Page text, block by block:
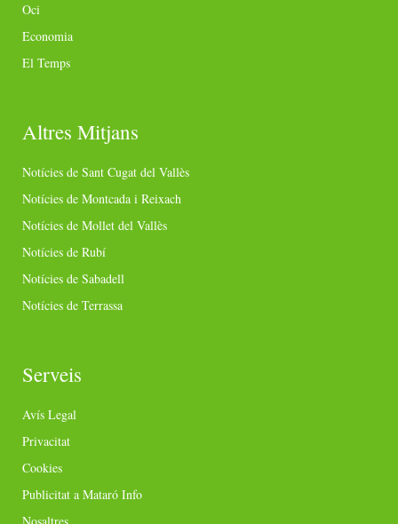
Oci
Economia
El Temps
Altres Mitjans
Notícies de Sant Cugat del Vallès
Notícies de Montcada i Reixach
Notícies de Mollet del Vallès
Notícies de Rubí
Notícies de Sabadell
Notícies de Terrassa
Serveis
Avís Legal
Privacitat
Cookies
Publicitat a Mataró Info